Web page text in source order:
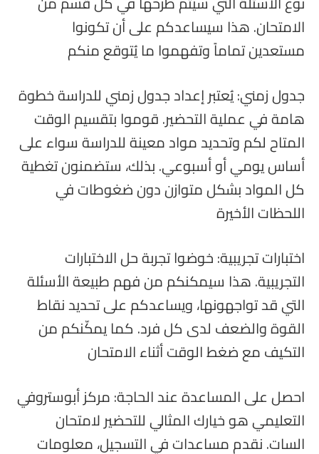
نوع الأسئلة التي سيتم طرحها في كل قسم من
الامتحان. هذا سيساعدكم على أن تكونوا
مستعدين تماماً وتفهموا ما يُتوقع منكم
جدول زمني: يُعتبر إعداد جدول زمني للدراسة خطوة
هامة في عملية التحضير. قوموا بتقسيم الوقت
المتاح لكم وتحديد مواد معينة للدراسة سواء على
أساس يومي أو أسبوعي. بذلك، ستضمنون تغطية
كل المواد بشكل متوازن دون ضغوطات في
اللحظات الأخيرة
التجريبية. هذا سيمكنكم من فهم طبيعة الأسئلة
التي قد تواجهونها، ويساعدكم على تحديد نقاط
القوة والضعف لدى كل فرد. كما يمكّنكم من
التكيف مع ضغط الوقت أثناء الامتحان
احصل على المساعدة عند الحاجة: مركز أبوستروفي
التعليمي هو خيارك المثالي للتحضير لامتحان
السات. نقدم مساعدات في التسجيل، معلومات